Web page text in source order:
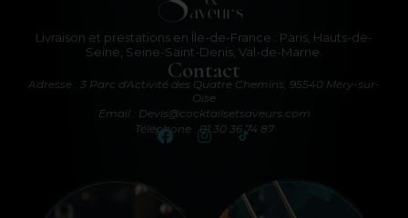
Livraison et prestations en Île-de-France : Paris, Hauts-de-
Seine, Seine-Saint-Denis, Val-de-Marne.
Contact
Adresse : 3 Parc d'Activité des Quatre Chemins, 95540 Méry-sur-
Oise
Email : Devis@cocktailsetsaveurs.com
Téléphone : 01 30 36 74 87